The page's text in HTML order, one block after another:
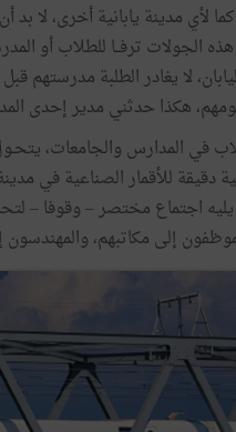
كما لأي مدينة يابانية أخرى، لا بدأن
هذه الجولات ترفــا للطلابأو
لا يغادرالطلبة مدرستهم قبل
هكذا حدثني مديرإحدى
في المدارس والجامعات،
دقيقة للأقمارالصناعية في
يليه اجتماع مختصر–وقوفا –
إلى مكاتبهم، والمهندسون